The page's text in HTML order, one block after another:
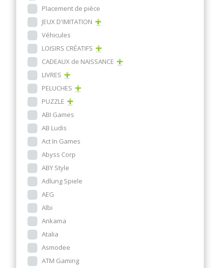
Placement de pièce
JEUX D'IMITATION
Véhicules
LOISIRS CRÉATIFS
CADEAUX de NAISSANCE
LIVRES
PELUCHES
PUZZLE
ABI Games
AB Ludis
Act In Games
Abyss Corp
ABY Style
Adlung Spiele
AEG
Albi
Ankama
Atalia
Asmodee
ATM Gaming